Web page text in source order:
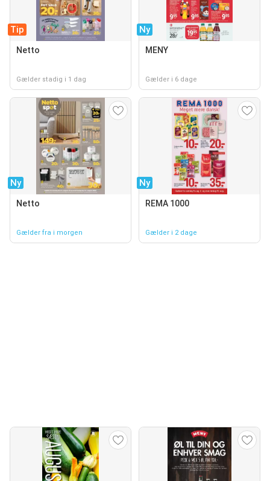
Tip
Netto
Gælder stadig i 1 dag
Ny
MENY
Gælder i 6 dage
Ny
Netto
Gælder fra i morgen
Ny
REMA 1000
Gælder i 2 dage